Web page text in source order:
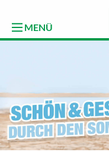
MENÜ